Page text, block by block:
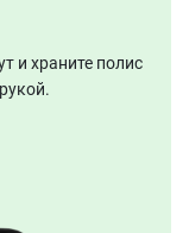
и храните полис